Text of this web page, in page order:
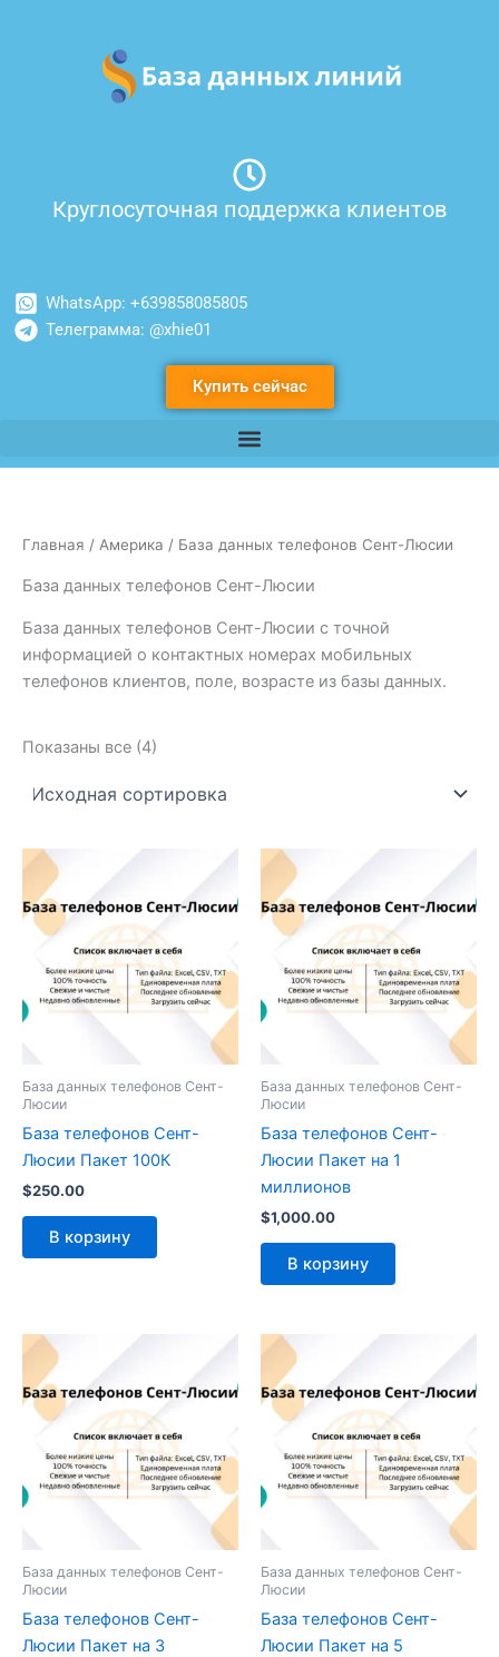
содержимому
Круглосуточная поддержка клиентов
WhatsApp: +639858085805
Телеграмма: @xhie01
Купить сейчас
Главная / Америка / База данных телефонов Сент-Люсии
База данных телефонов Сент-Люсии
База данных телефонов Сент-Люсии с точной
информацией о контактных номерах мобильных
телефонов клиентов, поле, возрасте из базы данных.
Показаны все (4)
База данных телефонов Сент-
Люсии
База телефонов Сент-
Люсии Пакет 100К
$250.00
В корзину
База данных телефонов Сент-
Люсии
База телефонов Сент-
Люсии Пакет на 1
миллионов
$1,000.00
В корзину
База данных телефонов Сент-
Люсии
База телефонов Сент-
Люсии Пакет на 3
База данных телефонов Сент-
Люсии
База телефонов Сент-
Люсии Пакет на 5